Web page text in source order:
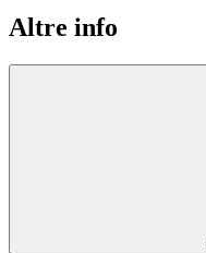
Altre info